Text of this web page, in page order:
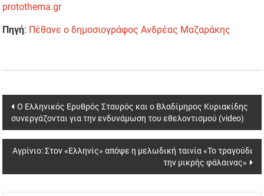
protothema.gr
Πηγή: Πέθανε ο δημοσιογράφος Ανδρέας Μαζαράκης
Post
navigation
Ο Ελληνικός Ερυθρός Σταυρός και ο Βλαδίμηρος Κυριακίδης
συνεργάζονται για την ενδυνάμωση του εθελοντισμού (video)
Αγρίνιο: Στον «Ελληνίς» απόψε η μελωδική ταινία «Το τραγούδι
την μικρής φάλαινας»